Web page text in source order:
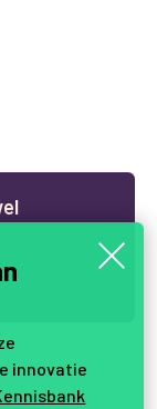
el
innovatie